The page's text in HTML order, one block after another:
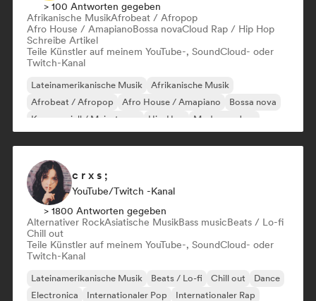
> 100 Antworten gegeben
Afrikanische MusikAfrobeat / Afropop
Afro House / AmapianoBossa novaCloud Rap / Hip Hop
Schreibe Artikel
Teile Künstler auf meinem YouTube-, SoundCloud- oder
Twitch-Kanal
Lateinamerikanische Musik
Afrikanische Musik
Afrobeat / Afropop
Afro House / Amapiano
Bossa nova
Kommerziell / Mainstream
Hip-Hop Moderner Jazz
c r x s ;
YouTube/Twitch -Kanal
> 1800 Antworten gegeben
Alternativer RockAsiatische MusikBass musicBeats / Lo-fi
Chill out
Teile Künstler auf meinem YouTube-, SoundCloud- oder
Twitch-Kanal
Lateinamerikanische Musik Beats / Lo-fi Chill out
Dance
Electronica
Internationaler Pop
Internationaler Rap